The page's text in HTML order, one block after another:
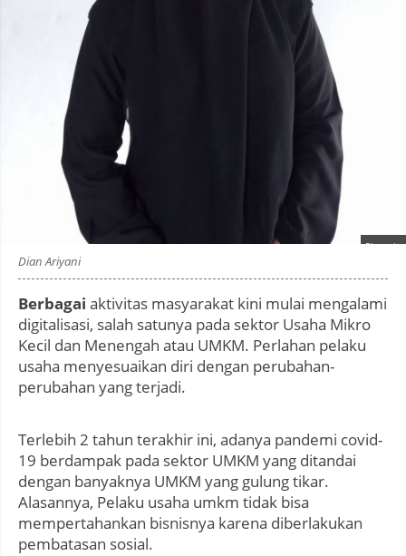
Photo by
Dian Ariyani
Berbagai aktivitas masyarakat kini mulai mengalami
digitalisasi, salah satunya pada sektor Usaha Mikro
Kecil dan Menengah atau UMKM. Perlahan pelaku
usaha menyesuaikan diri dengan perubahan-
perubahan yang terjadi.
Terlebih 2 tahun terakhir ini, adanya pandemi covid-
19 berdampak pada sektor UMKM yang ditandai
dengan banyaknya UMKM yang gulung tikar.
Alasannya, Pelaku usaha umkm tidak bisa
mempertahankan bisnisnya karena diberlakukan
pembatasan sosial.